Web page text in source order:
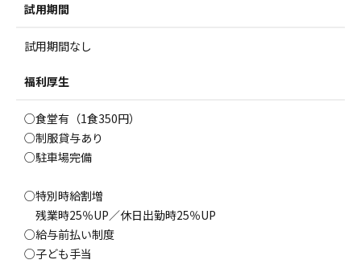
試用期間
試用期間なし
福利厚生
○食堂有（1食350円）
○制服貸与あり
○駐車場完備
○特別時給割増
残業時25％UP／休日出勤時25％UP
○給与前払い制度
○子ども手当